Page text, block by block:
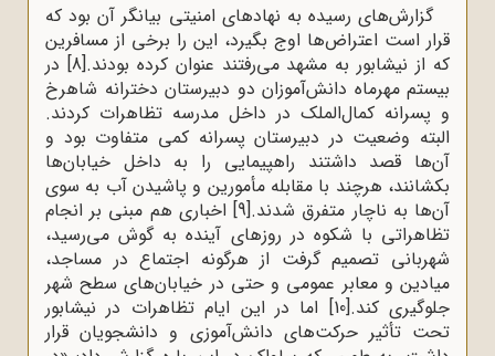
گزارش‌های رسیده به نهادهای امنیتی بیانگر آن بود که
قرار است اعتراض‌ها اوج بگیرد، این را برخی از مسافرین
که از نیشابور به مشهد می‌رفتند عنوان کرده بودند.[8]
در
بیستم مهرماه دانش‌آموزان دو دبیرستان دخترانه شاهرخ
و پسرانه کمال‌الملک در داخل مدرسه تظاهرات کردند.
البته وضعیت در دبیرستان پسرانه کمی متفاوت بود و
آن‌ها قصد داشتند راهپیمایی را به داخل خیابان‌ها
بکشانند، هرچند با مقابله مأمورین و پاشیدن آب به سوی
آن‌ها به ناچار متفرق شدند.[9]
اخباری هم مبنی بر انجام
تظاهراتی با شکوه در روزهای آینده به گوش می‌رسید،
شهربانی تصمیم گرفت از هرگونه اجتماع در مساجد،
میادین و معابر عمومی و حتی در خیابان‌های سطح شهر
جلوگیری کند.[10]
اما در این ایام تظاهرات در نیشابور
تحت تأثیر حرکت‌های دانش‌آموزی و دانشجویان قرار